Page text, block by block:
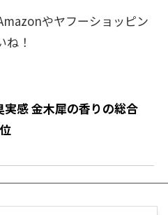
やヤフーショッピン
！
実感 金木犀の香りの総合